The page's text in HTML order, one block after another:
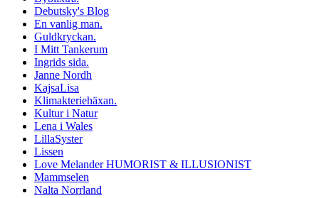
Debutsky's Blog
En vanlig man.
Guldkryckan.
I Mitt Tankerum
Ingrids sida.
Janne Nordh
KajsaLisa
Klimakteriehäxan.
Kultur i Natur
Lena i Wales
LillaSyster
Lissen
Love Melander HUMORIST & ILLUSIONIST
Mammselen
Nalta Norrland